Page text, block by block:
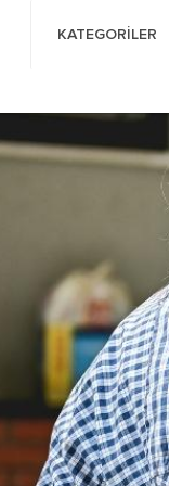
KATEGORİLER